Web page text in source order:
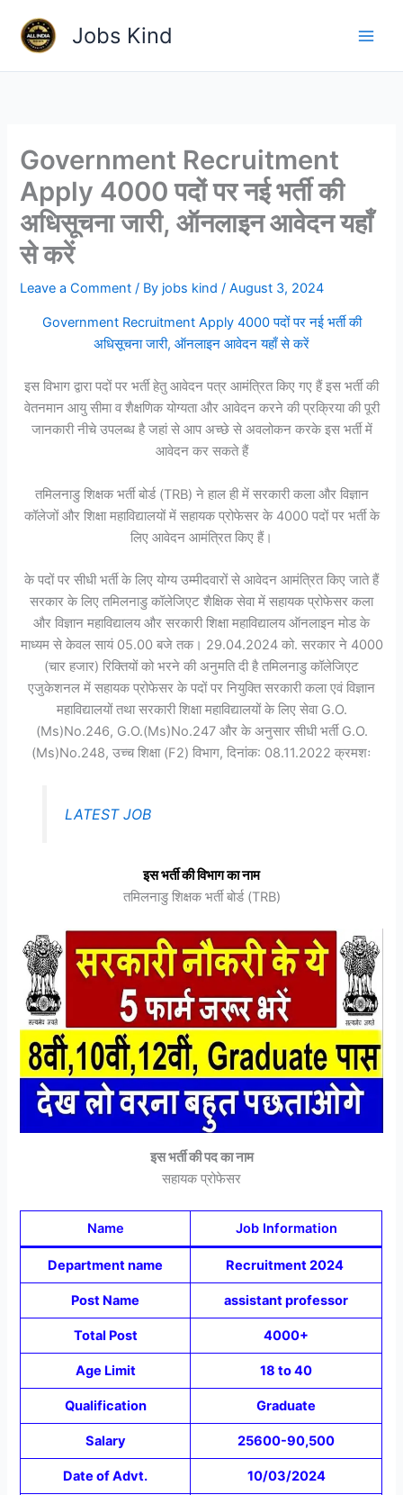
content
Jobs Kind
Government Recruitment
Apply 4000 पदों पर नई भर्ती की
अधिसूचना जारी, ऑनलाइन आवेदन यहाँ
से करें
Leave a Comment / By jobs kind/August 3, 2024
Government Recruitment Apply 4000 पदों पर नई भर्ती की
अधिसूचना जारी, ऑनलाइन आवेदन यहाँ से करें
इस विभाग द्वारा पदों पर भर्ती हेतु आवेदन पत्र आमंत्रित किए गए हैं इस भर्ती की
वेतनमान आयु सीमा व शैक्षणिक योग्यता और आवेदन करने की प्रक्रिया की पूरी
जानकारी नीचे उपलब्ध है जहां से आप अच्छे से अवलोकन करके इस भर्ती में
आवेदन कर सकते हैं
तमिलनाडु शिक्षक भर्ती बोर्ड (TRB) ने हाल ही में सरकारी कला और विज्ञान
कॉलेजों और शिक्षा महाविद्यालयों में सहायक प्रोफेसर के 4000 पदों पर भर्ती के
लिए आवेदन आमंत्रित किए हैं।
के पदों पर सीधी भर्ती के लिए योग्य उम्मीदवारों से आवेदन आमंत्रित किए जाते हैं
सरकार के लिए तमिलनाडु कॉलेजिएट शैक्षिक सेवा में सहायक प्रोफेसर कला
और विज्ञान महाविद्यालय और सरकारी शिक्षा महाविद्यालय ऑनलाइन मोड के
माध्यम से केवल सायं 05.00 बजे तक। 29.04.2024 को. सरकार ने 4000
(चार हजार) रिक्तियों को भरने की अनुमति दी है तमिलनाडु कॉलेजिएट
एजुकेशनल में सहायक प्रोफेसर के पदों पर नियुक्ति सरकारी कला एवं विज्ञान
महाविद्यालयों तथा सरकारी शिक्षा महाविद्यालयों के लिए सेवा G.O.
(Ms)No.246, G.O.(Ms)No.247 और के अनुसार सीधी भर्ती G.O.
(Ms)No.248, उच्च शिक्षा (F2) विभाग, दिनांक: 08.11.2022 क्रमशः
LATEST JOB
इस भर्ती की विभाग का नाम
तमिलनाडु शिक्षक भर्ती बोर्ड (TRB)
इस भर्ती की पद का नाम
सहायक प्रोफेसर
Name Job Information
Department name Recruitment 2024
Post Name assistant professor
Total Post 4000+
Age Limit 18 to 40
Qualification Graduate
Salary 25600-90,500
Date of Advt. 10/03/2024